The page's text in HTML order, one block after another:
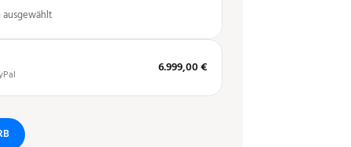
ausgewählt
6.999,00 €